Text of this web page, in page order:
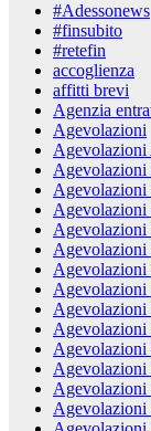
#Adessonews
#finsubito
#retefin
accoglienza
affitti brevi
Agenzia
Agevolazioni
Agevolazioni
Agevolazioni
Agevolazioni
Agevolazioni
Agevolazioni
Agevolazioni
Agevolazioni
Agevolazioni
Agevolazioni
Agevolazioni
Agevolazioni
Agevolazioni
Agevolazioni